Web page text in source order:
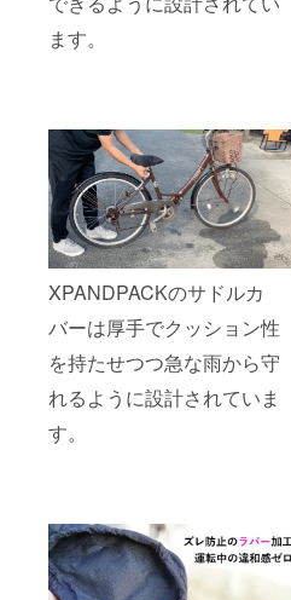
ます。
XPANDPACKのサドルカ
バーは厚手でクッション性
を持たせつつ急な雨から守
れるように設計されていま
す。